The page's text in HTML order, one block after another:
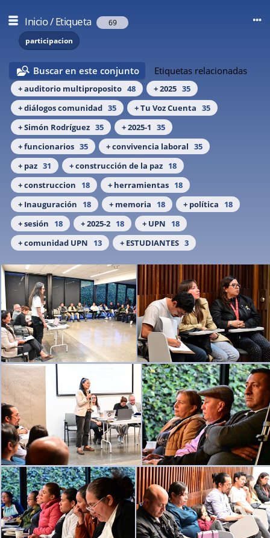
Inicio/Etiqueta
69
participacion
Buscar en este conjunto Etiquetas relacionadas
+ auditorio multiproposito 48 + 2025 35
+ diálogos comunidad 35 + Tu Voz Cuenta 35
+ Simón Rodríguez 35 + 2025-1 35
+ funcionarios 35 + convivencia laboral 35
+ paz 31 + construcción de la paz 18
+ construccion
18 + herramientas 18
+ Inauguración
18 + memoria 18 + política
18
+ sesión
18 + 2025-2 18 + UPN
18
+ comunidad UPN
13 + ESTUDIANTES 3